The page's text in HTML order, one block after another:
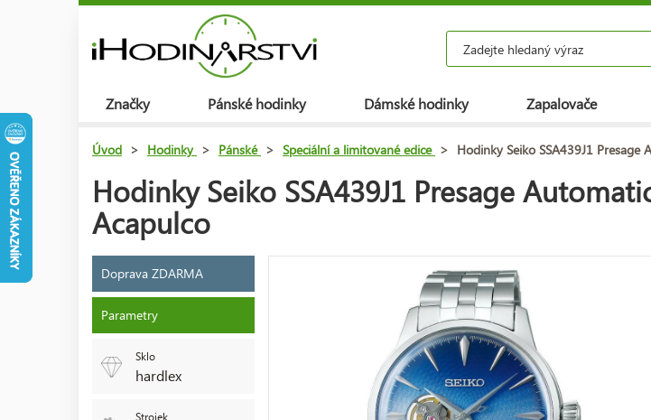
Značky Pánské hodinky Dámské hodinky Zapalovače
Úvod > Hodinky > Pánské > Speciální a limitované edice > Hodinky Seiko SSA439J1
Hodinky Seiko SSA439J1 Presage
Acapulco
Doprava ZDARMA
Parametry
Sklo
hardlex
Strojek